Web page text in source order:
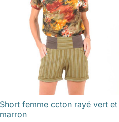
 Aperçu rapide
Short femme coton rayé vert et
marron